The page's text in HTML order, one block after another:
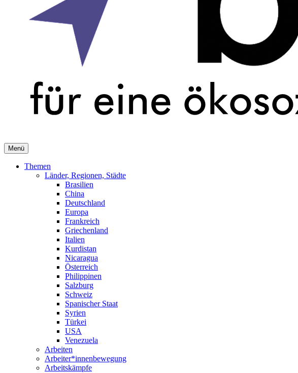
Menü
Themen
Länder, Regionen, Städte
Brasilien
China
Deutschland
Europa
Frankreich
Griechenland
Italien
Kurdistan
Nicaragua
Österreich
Philippinen
Salzburg
Schweiz
Spanischer Staat
Syrien
Türkei
USA
Venezuela
Arbeiten
Arbeiter*innenbewegung
Arbeitskämpfe